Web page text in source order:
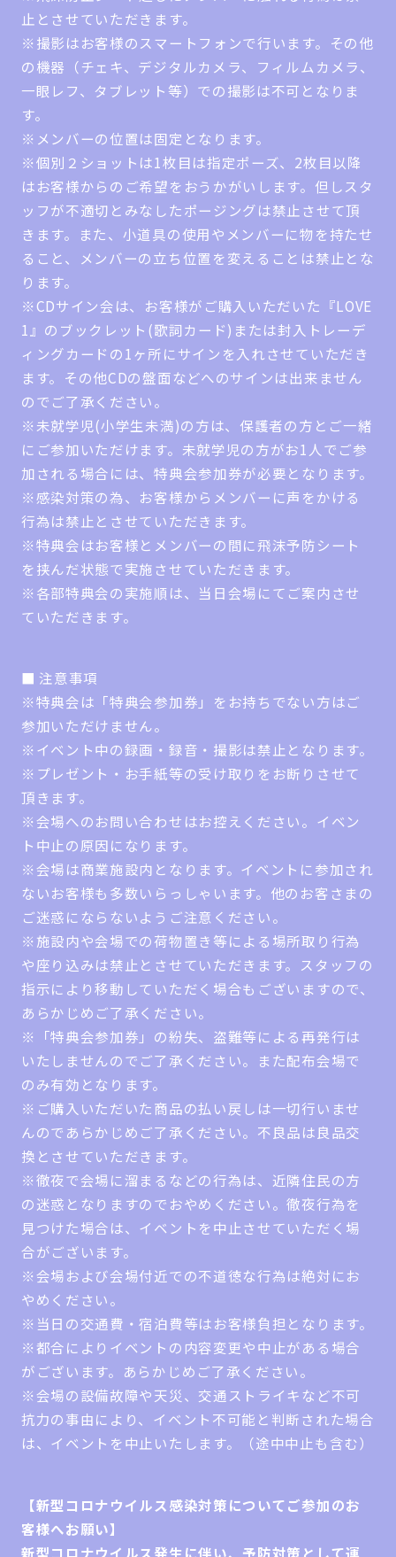
止とさせていただきます。
※撮影はお客様のスマートフォンで行います。その他
の機器（チェキ、デジタルカメラ、フィルムカメラ、
一眼レフ、タブレット等）での撮影は不可となりま
す。
※メンバーの位置は固定となります。
※個別２ショットは1枚目は指定ポーズ、2枚目以降
はお客様からのご希望をおうかがいします。但しスタ
ッフが不適切とみなしたポージングは禁止させて頂
きます。また、小道具の使用やメンバーに物を持たせ
ること、メンバーの立ち位置を変えることは禁止とな
ります。
※CDサイン会は、お客様がご購入いただいた『LOVE
1』のブックレット(歌詞カード)または封入トレーデ
ィングカードの1ヶ所にサインを入れさせていただき
ます。その他CDの盤面などへのサインは出来ません
のでご了承ください。
※未就学児(小学生未満)の方は、保護者の方とご一緒
にご参加いただけます。未就学児の方がお1人でご参
加される場合には、特典会参加券が必要となります。
※感染対策の為、お客様からメンバーに声をかける
行為は禁止とさせていただきます。
※特典会はお客様とメンバーの間に飛沫予防シート
を挟んだ状態で実施させていただきます。
※各部特典会の実施順は、当日会場にてご案内させ
ていただきます。
■ 注意事項
※特典会は「特典会参加券」をお持ちでない方はご
参加いただけません。
※イベント中の録画・録音・撮影は禁止となります。
※プレゼント・お手紙等の受け取りをお断りさせて
頂きます。
※会場へのお問い合わせはお控えください。イベン
ト中止の原因になります。
※会場は商業施設内となります。イベントに参加され
ないお客様も多数いらっしゃいます。他のお客さまの
ご迷惑にならないようご注意ください。
※施設内や会場での荷物置き等による場所取り行為
や座り込みは禁止とさせていただきます。スタッフの
指示により移動していただく場合もございますので、
あらかじめご了承ください。
※「特典会参加券」の紛失、盗難等による再発行は
いたしませんのでご了承ください。また配布会場で
のみ有効となります。
※ご購入いただいた商品の払い戻しは一切行いませ
んのであらかじめご了承ください。不良品は良品交
換とさせていただきます。
※徹夜で会場に溜まるなどの行為は、近隣住民の方
の迷惑となりますのでおやめください。徹夜行為を
見つけた場合は、イベントを中止させていただく場
合がございます。
※会場および会場付近での不道徳な行為は絶対にお
やめください。
※当日の交通費・宿泊費等はお客様負担となります。
※都合によりイベントの内容変更や中止がある場合
がございます。あらかじめご了承ください。
※会場の設備故障や天災、交通ストライキなど不可
抗力の事由により、イベント不可能と判断された場合
は、イベントを中止いたします。（途中中止も含む）
【新型コロナウイルス感染対策についてご参加のお
客様へお願い】
新型コロナウイルス発生に伴い、予防対策として運